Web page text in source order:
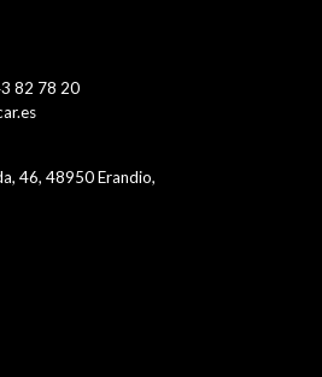
82 78 20
46, 48950 Erandio,